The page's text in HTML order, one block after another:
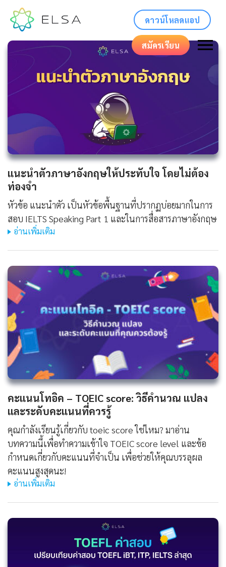
ดาวน์โหลดแอป
สมัครเรียน
แนะนําตัวภาษาอังกฤษให้ประทับใจ โดยไม่ต้อง
ท่องจำ
หัวข้อ แนะนำตัว เป็นหัวข้อพื้นฐานที่ปรากฏบ่อยมากในการ
สอบ IELTS Speaking Part 1 และในการสื่อสารภาษาอังกฤษ
อ่านเพิ่มเติม
คะแนนโทอิค – TOEIC score: วิธีคำนวณ แปลง
และระดับคะแนนที่ควรรู้
คุณกำลังเรียนรู้เกี่ยวกับ toeic score ใช่ไหม? มาอ่าน
บทความนี้เพื่อทำความเข้าใจ TOEIC score level และข้อ
กำหนดเกี่ยวกับคะแนนที่จำเป็น เพื่อช่วยให้คุณบรรลุผล
คะแนนสูงสุดนะ!
อ่านเพิ่มเติม